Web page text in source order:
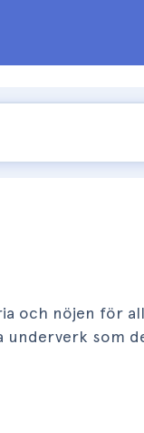
och nöjen för
som